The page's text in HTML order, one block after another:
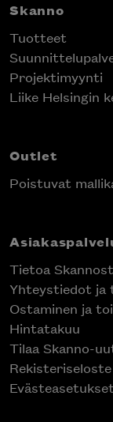
Skanno
Tuotteet
Projektimyynti
Liike Helsingin
Outlet
Poistuvat
Tietoa
Yhteystiedot ja
Ostaminen ja
Hintatakuu
Tilaa Skanno-
Rekisteriseloste